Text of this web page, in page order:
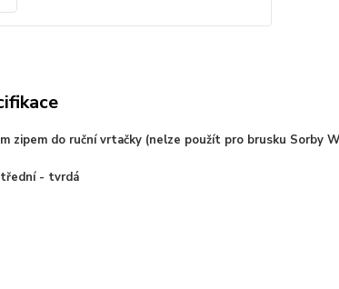
zipem do ruční vrtačky (nelze použít pro brusku Sorby
- tvrdá